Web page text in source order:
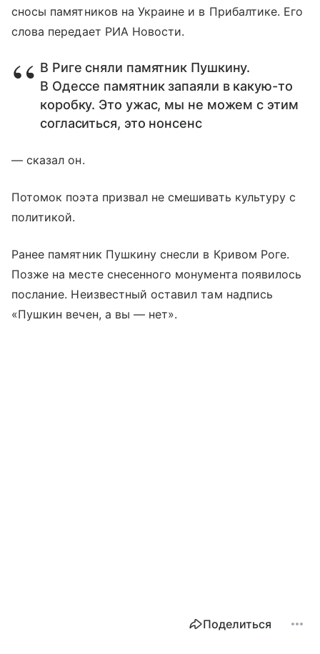
сносы памятников на Украине и в Прибалтике. Его
слова передает РИА Новости.
В Риге сняли памятник Пушкину.
В Одессе памятник запаяли в какую-то
коробку. Это ужас, мы не можем с этим
согласиться, это нонсенс
— сказал он.
Потомок поэта призвал не смешивать культуру с
политикой.
Ранее памятник Пушкину снесли в Кривом Роге.
Позже на месте снесенного монумента появилось
послание. Неизвестный оставил там надпись
«Пушкин вечен, а вы — нет».
Поделиться